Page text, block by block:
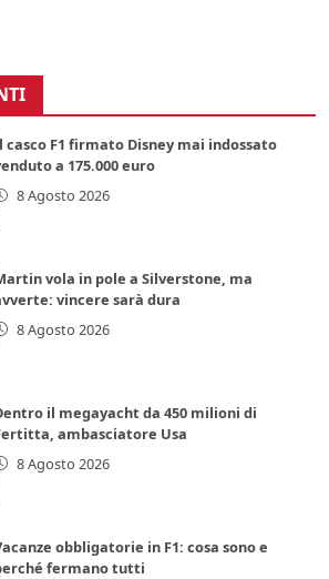
casco F1 firmato Disney mai indossato
a 175.000 euro
8 Agosto 2026
vola in pole a Silverstone, ma
vincere sarà dura
8 Agosto 2026
il megayacht da 450 milioni di
ambasciatore Usa
8 Agosto 2026
obbligatorie in F1: cosa sono e
fermano tutti